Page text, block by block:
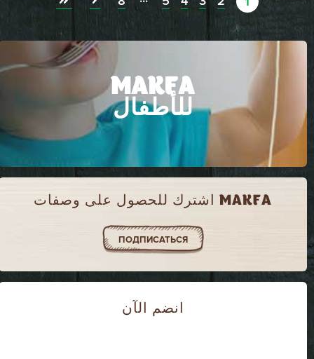
MAKFA
للأطفال
MAKFA اشترك للحصول على وصفات
ПОДПИСАТЬСЯ
انضم الآن